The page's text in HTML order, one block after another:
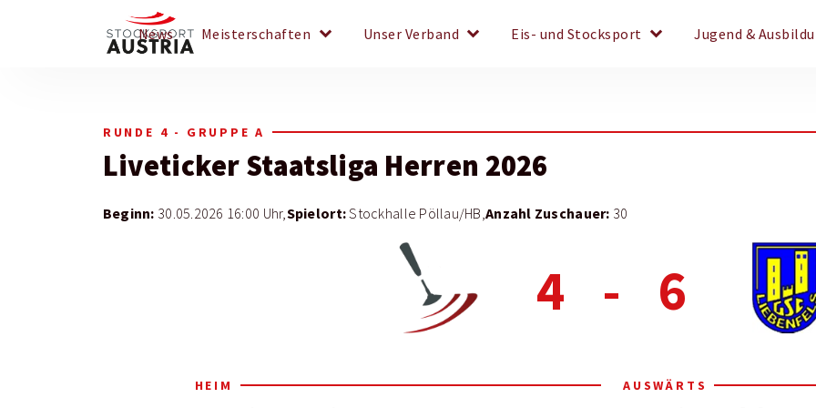
News Meisterschaften keyboard_arrow_down Unser Verband keyboard_arrow_down Eis- und Stocksport keyboard_arrow_down Jugend &
RUNDE 4 - GRUPPE A
LivetickerStaatsliga Herren 2026
Beginn: 30.05.2026 16:00 Uhr,Spielort:Stockhalle Pöllau/HB,Anzahl Zuschauer: 30
4 - 6
HEIM AUSWÄRTS